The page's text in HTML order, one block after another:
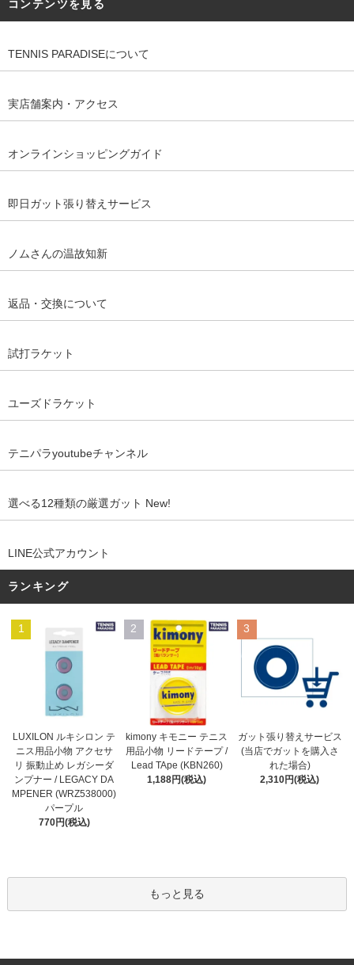
コンテンツを見る
TENNIS PARADISEについて
実店舗案内・アクセス
オンラインショッピングガイド
即日ガット張り替えサービス
ノムさんの温故知新
返品・交換について
試打ラケット
ユーズドラケット
テニパラyoutubeチャンネル
選べる12種類の厳選ガット New!
LINE公式アカウント
ランキング
1
LUXILON ルキシロン テ
ニス用品小物 アクセサ
リ 振動止め レガシーダ
ンプナー / LEGACY DA
MPENER (WRZ538000)
パープル
770円(税込)
2
kimony キモニー テニス
用品小物 リードテープ /
Lead TApe (KBN260)
1,188円(税込)
3
ガット張り替えサービス
(当店でガットを購入さ
れた場合)
2,310円(税込)
もっと見る